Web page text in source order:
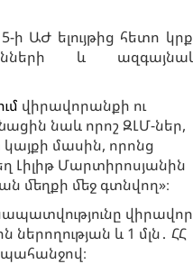
ի ԱԺ ելույթից հետո
և
վիրավորանքի ու
նաև որոշ ԶԼՄ-ներ,
մասին, որոնց
Լիլիթ Մարտիրոսյանին
մեղքի մեջ գտնվող»։
և 1 մլն․ ՀՀ